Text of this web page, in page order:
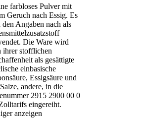
farbloses Pulver mit
Geruch nach Essig. Es
Angaben nach als
Die Ware wird
ihrer stofflichen
als gesättigte
einbasische
Essigsäure und
andere, in die
2915 2900 00 0
eingereiht.
anzeigen